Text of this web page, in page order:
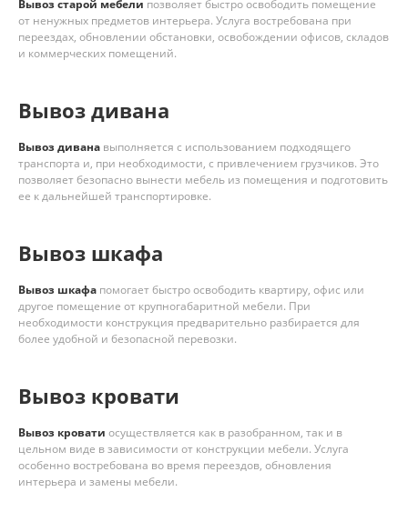
Вывоз старой мебели позволяет быстро освободить помещение
от ненужных предметов интерьера. Услуга востребована при
переездах, обновлении обстановки, освобождении офисов, складов
и коммерческих помещений.
Вывоз дивана
Вывоз дивана выполняется с использованием подходящего
транспорта и, при необходимости, с привлечением грузчиков. Это
позволяет безопасно вынести мебель из помещения и подготовить
ее к дальнейшей транспортировке.
Вывоз шкафа
Вывоз шкафа помогает быстро освободить квартиру, офис или
другое помещение от крупногабаритной мебели. При
необходимости конструкция предварительно разбирается для
более удобной и безопасной перевозки.
Вывоз кровати
Вывоз кровати осуществляется как в разобранном, так и в
цельном виде в зависимости от конструкции мебели. Услуга
особенно востребована во время переездов, обновления
интерьера и замены мебели.